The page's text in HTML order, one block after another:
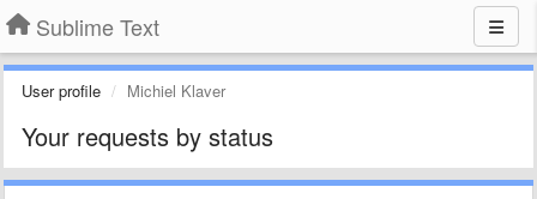
Sublime Text
User profile Michiel Klaver
Your requests by status